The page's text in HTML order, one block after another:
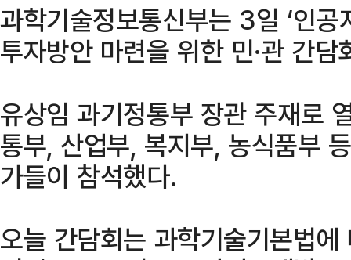
과학기술정보통신부는 3일 ‘인
투자방안 마련을 위한 민·관 간담
유상임 과기정통부 장관 주재로
통부, 산업부, 복지부, 농식품부
가들이 참석했다.
오늘 간담회는 과학기술기본법